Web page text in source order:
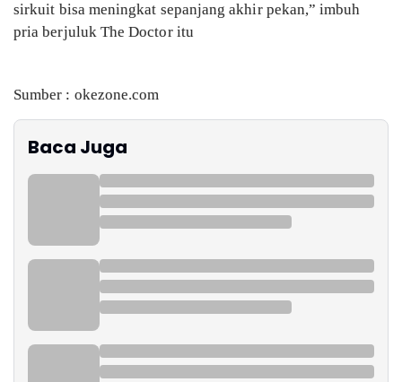
sirkuit bisa meningkat sepanjang akhir pekan,” imbuh
pria berjuluk The Doctor itu
Sumber : okezone.com
Baca Juga